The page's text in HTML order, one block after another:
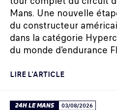
Mans. Une nouvelle
du constructeur
dans la catégorie
du monde d’endurance
LIRE L'ARTICLE
24H LE MANS 03/08/2026